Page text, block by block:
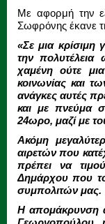
Με αφορμή την
Σωφρόνης έκανε
«Σε μια κρίσιμη
την
χαμένη ούτε
κοινωνίας και
ανάγκες αυτές
και με πνεύμα
24ωρο, μαζί με
Ακόμη
αιρετών που
πρέπει να
Δημάρχου που
συμπολιτών μας.
Η απομάκρυνση